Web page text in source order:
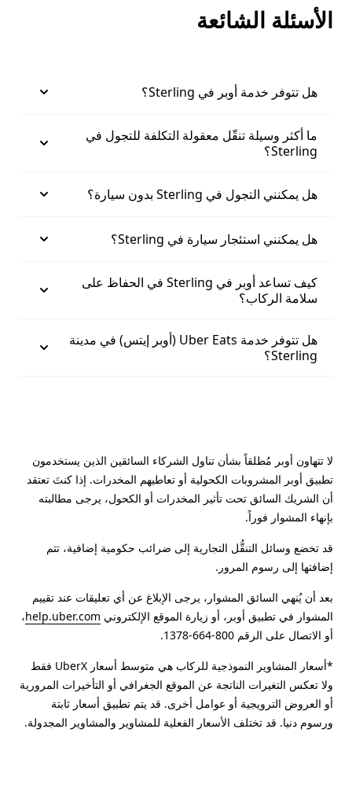
الأسئلة الشائعة
هل تتوفر خدمة أوبر في Sterling؟
ما أكثر وسيلة تنقّل معقولة التكلفة للتجول في
Sterling؟
هل يمكنني التجول في Sterling بدون سيارة؟
هل يمكنني استئجار سيارة في Sterling؟
كيف تساعد أوبر في Sterling في الحفاظ على
سلامة الركاب؟
هل تتوفر خدمة Uber Eats (أوبر إيتس) في مدينة
Sterling؟
لا تتهاون أوبر مُطلقاً بشأن تناول الشركاء السائقين الذين يستخدمون
تطبيق أوبر المشروبات الكحولية أو تعاطيهم المخدرات. إذا كنتَ تعتقد
أن الشريك السائق تحت تأثير المخدرات أو الكحول، يرجى مطالبته
بإنهاء المشوار فوراً.
قد تخضع وسائل التنقُّل التجارية إلى ضرائب حكومية إضافية، تتم
إضافتها إلى رسوم المرور.
بعد أن يُنهي السائق المشوار، يرجى الإبلاغ عن أي تعليقات عند تقييم
المشوار في تطبيق أوبر، أو زيارة الموقع الإلكتروني help.uber.com،
أو الاتصال على الرقم 800-664-1378.
*أسعار المشاوير النموذجية للركاب هي متوسط أسعار UberX فقط
ولا تعكس التغيرات الناتجة عن الموقع الجغرافي أو التأخيرات المرورية
أو العروض الترويجية أو عوامل أخرى. قد يتم تطبيق أسعار ثابتة
ورسوم دنيا. قد تختلف الأسعار الفعلية للمشاوير والمشاوير المجدولة.